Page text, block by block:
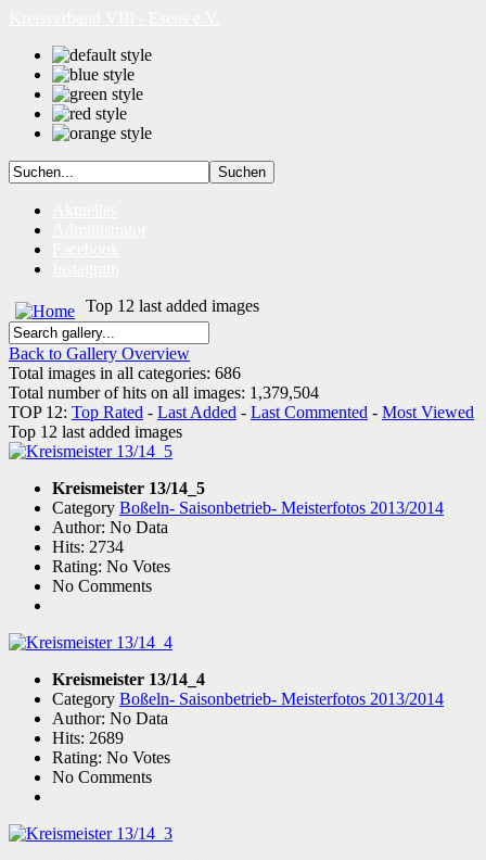
Top 12 last added images
Back to Gallery Overview
Total images in all categories: 686
Total number of hits on all images: 1,379,504
TOP 12: Top Rated - Last Added - Last Commented - Most Viewed
Top 12 last added images
Kreismeister 13/14_5
Category Boßeln- Saisonbetrieb- Meisterfotos 2013/2014
Author: No Data
Hits: 2734
Rating: No Votes
No Comments
Kreismeister 13/14_4
Category Boßeln- Saisonbetrieb- Meisterfotos 2013/2014
Author: No Data
Hits: 2689
Rating: No Votes
No Comments